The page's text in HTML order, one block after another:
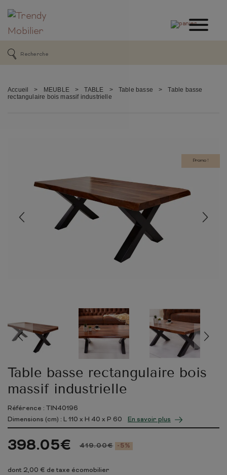
Accueil > MEUBLE > TABLE > Table basse >
Table basse
rectangulaire bois massif industrielle
Promo !
Table basse rectangulaire bois
massif industrielle
Référence : TIN40196
Dimensions (cm) : L110 x H 40 x P 60 En savoir plus
419.00€ -5%
398.05€
dont 2,00 € de taxe écomobilier